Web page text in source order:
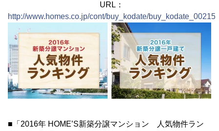
URL：
http://www.homes.co.jp/cont/buy_kodate/buy_kodate_00215/
■「2016年 HOME’S新築分譲マンション 人気物件ラン